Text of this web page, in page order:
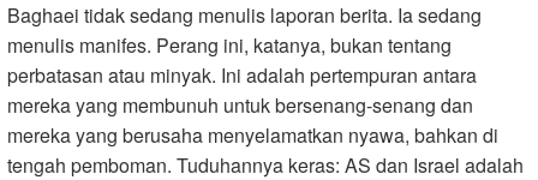
Baghaei tidak sedang menulis laporan berita. Ia sedang
menulis manifes. Perang ini, katanya, bukan tentang
perbatasan atau minyak. Ini adalah pertempuran antara
mereka yang membunuh untuk bersenang-senang dan
mereka yang berusaha menyelamatkan nyawa, bahkan di
tengah pemboman. Tuduhannya keras: AS dan Israel adalah